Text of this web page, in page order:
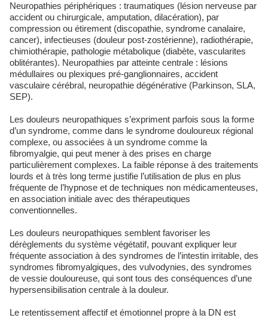
Neuropathies périphériques : traumatiques (lésion nerveuse par
accident ou chirurgicale, amputation, dilacération), par
compression ou étirement (discopathie, syndrome canalaire,
cancer), infectieuses (douleur post-zostérienne), radiothérapie,
chimiothérapie, pathologie métabolique (diabète, vascularites
oblitérantes). Neuropathies par atteinte centrale : lésions
médullaires ou plexiques pré-ganglionnaires, accident
vasculaire cérébral, neuropathie dégénérative (Parkinson, SLA,
SEP).
Les douleurs neuropathiques s’expriment parfois sous la forme
d’un syndrome, comme dans le syndrome douloureux régional
complexe, ou associées à un syndrome comme la
fibromyalgie, qui peut mener à des prises en charge
particulièrement complexes. La faible réponse à des traitements
lourds et à très long terme justifie l’utilisation de plus en plus
fréquente de l’hypnose et de techniques non médicamenteuses,
en association initiale avec des thérapeutiques
conventionnelles.
Les douleurs neuropathiques semblent favoriser les
dérèglements du système végétatif, pouvant expliquer leur
fréquente association à des syndromes de l’intestin irritable, des
syndromes fibromyalgiques, des vulvodynies, des syndromes
de vessie douloureuse, qui sont tous des conséquences d’une
hypersensibilisation centrale à la douleur.
Le retentissement affectif et émotionnel propre à la DN est